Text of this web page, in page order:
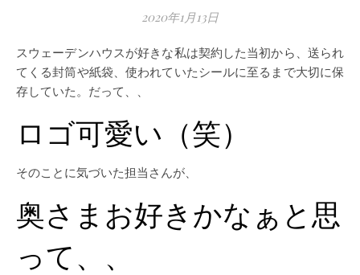
2020年1月13日
スウェーデンハウスが好きな私は契約した当初から、送られ
てくる封筒や紙袋、使われていたシールに至るまで大切に保
存していた。だって、、
ロゴ可愛い（笑）
そのことに気づいた担当さんが、
奥さまお好きかなぁと思
って、、